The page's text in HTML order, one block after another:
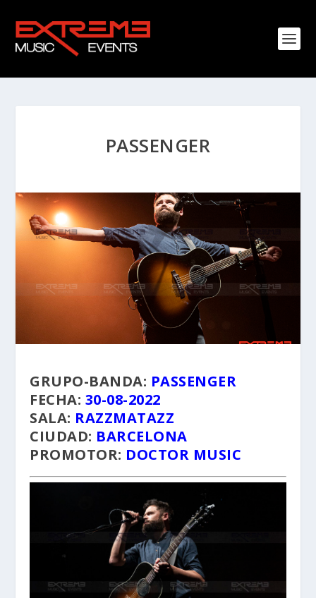
PASSENGER
GRUPO-BANDA: PASSENGER
FECHA: 30-08-2022
SALA: RAZZMATAZZ
CIUDAD: BARCELONA
PROMOTOR: DOCTOR MUSIC